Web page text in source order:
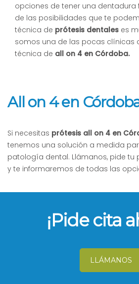
opciones de tener una dentadura
de las posibilidades que te
técnica de prótesis dentales es
somos una de las pocas clínicas
técnica de all on 4 en Córdoba.
All on 4 en
Si necesitas prótesis all on 4 en
tenemos una solución a medida
patología dental. Llámanos, pide tu
y te informaremos de todas las
¡Pide cita
LLÁMANOS